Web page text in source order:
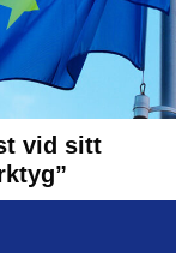
vid sitt